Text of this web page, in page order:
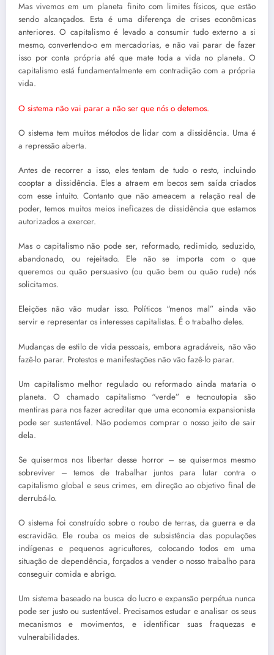
Mas vivemos em um planeta finito com limites físicos, que estão
sendo alcançados. Esta é uma diferença de crises econômicas
anteriores. O capitalismo é levado a consumir tudo externo a si
mesmo, convertendo-o em mercadorias, e não vai parar de fazer
isso por conta própria até que mate toda a vida no planeta. O
capitalismo está fundamentalmente em contradição com a própria
vida.
O sistema não vai parar a não ser que nós o detemos.
O sistema tem muitos métodos de lidar com a dissidência. Uma é
a repressão aberta.
Antes de recorrer a isso, eles tentam de tudo o resto, incluindo
cooptar a dissidência. Eles a atraem em becos sem saída criados
com esse intuito. Contanto que não ameacem a relação real de
poder, temos muitos meios ineficazes de dissidência que estamos
autorizados a exercer.
Mas o capitalismo não pode ser, reformado, redimido, seduzido,
abandonado, ou rejeitado. Ele não se importa com o que
queremos ou quão persuasivo (ou quão bem ou quão rude) nós
solicitamos.
Eleições não vão mudar isso. Políticos “menos mal” ainda vão
servir e representar os interesses capitalistas. É o trabalho deles.
Mudanças de estilo de vida pessoais, embora agradáveis, não vão
fazê-lo parar. Protestos e manifestações não vão fazê-lo parar.
Um capitalismo melhor regulado ou reformado ainda mataria o
planeta. O chamado capitalismo “verde” e tecnoutopia são
mentiras para nos fazer acreditar que uma economia expansionista
pode ser sustentável. Não podemos comprar o nosso jeito de sair
dela.
Se quisermos nos libertar desse horror – se quisermos mesmo
sobreviver – temos de trabalhar juntos para lutar contra o
capitalismo global e seus crimes, em direção ao objetivo final de
derrubá-lo.
O sistema foi construído sobre o roubo de terras, da guerra e da
escravidão. Ele rouba os meios de subsistência das populações
indígenas e pequenos agricultores, colocando todos em uma
situação de dependência, forçados a vender o nosso trabalho para
conseguir comida e abrigo.
Um sistema baseado na busca do lucro e expansão perpétua nunca
pode ser justo ou sustentável. Precisamos estudar e analisar os seus
mecanismos e movimentos, e identificar suas fraquezas e
vulnerabilidades.